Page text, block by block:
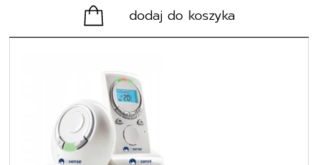
dodaj do koszyka